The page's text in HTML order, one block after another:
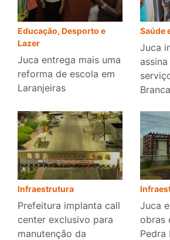
Educação, Desporto e
Lazer
Juca entrega mais uma
reforma de escola em
Laranjeiras
Saúde
Juca
Branca
Infraestrutura
Prefeitura implanta call
center exclusivo para
manutenção da
Juca
obras
Pedra